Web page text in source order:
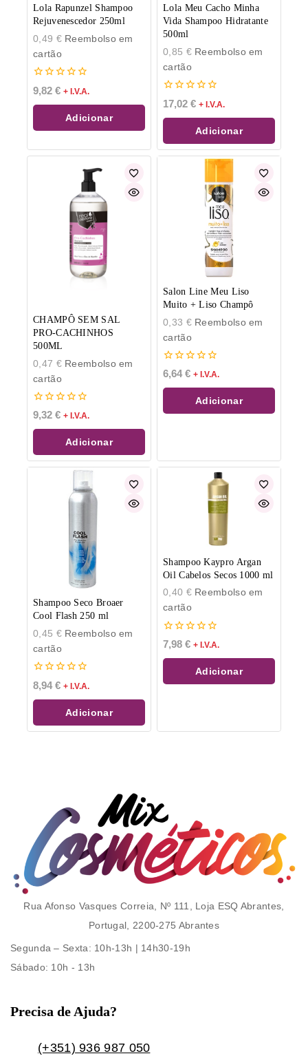
Lola Rapunzel Shampoo
Rejuvenescedor 250ml
0,49 €Reembolso em
cartão
0
de
5
9,82 € + I.V.A.
Adicionar
Lola Meu Cacho Minha
Vida Shampoo Hidratante
500ml
0,85 €Reembolso em
cartão
0
de
5
17,02 € + I.V.A.
Adicionar
CHAMPÔ SEM SAL
PRO-CACHINHOS
500ML
0,47 €Reembolso em
cartão
0
de
5
9,32 € + I.V.A.
Adicionar
Salon Line Meu Liso
Muito + Liso Champô
0,33 €Reembolso em
cartão
0
de
5
6,64€ + I.V.A.
Adicionar
Shampoo Seco Broaer
Cool Flash 250 ml
0,45 €Reembolso em
cartão
0
de
5
8,94€ + I.V.A.
Adicionar
Shampoo Kaypro Argan
Oil Cabelos Secos 1000 ml
0,40 €Reembolso em
cartão
0
de
5
7,98 € + I.V.A.
Adicionar
Rua Afonso Vasques Correia, Nº 111, Loja ESQ Abrantes,
Portugal, 2200-275 Abrantes
Segunda – Sexta: 10h-13h | 14h30-19h
Sábado: 10h - 13h
Precisa de Ajuda?
(+351) 936 987 050